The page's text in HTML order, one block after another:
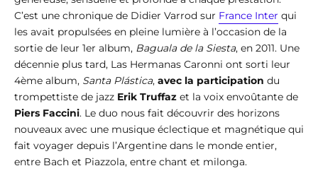
C’est une chronique de Didier Varrod sur France Inter qui
les avait propulsées en pleine lumière à l’occasion de la
sortie de leur 1er album, Baguala de la Siesta, en 2011. Une
décennie plus tard, Las Hermanas Caronni ont sorti leur
4ème album, Santa Plástica, avec la participation du
trompettiste de jazz Erik Truffaz et la voix envoûtante de
Piers Faccini. Le duo nous fait découvrir des horizons
nouveaux avec une musique éclectique et magnétique qui
fait voyager depuis l’Argentine dans le monde entier,
entre Bach et Piazzola, entre chant et milonga.